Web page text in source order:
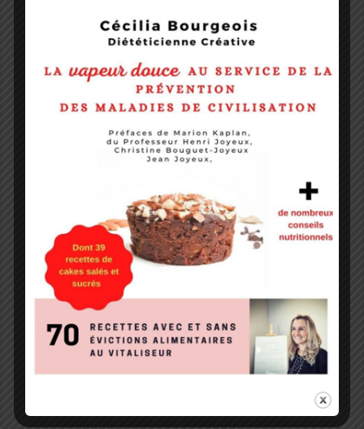
Il faut savoir que les besoins et l’importance de
le développement des masses maigre et grasse, la période
de puberté et bien d’autres facteurs : – la vitamine D qui
jouera un rôle dans la croissance et elle […]
Rubrique fait maison n°1 : Roll-
on appaisant pour maux de tête
30 janvier 2017 Evelyne Zubaroglu
difficulté : Facile coût : – de 10 euros Préparation : 20 min
Conservation : 6 mois minimum Matériel : 1 roll-on de 15 ml
en verre, 1bol, 1 petite cuillère ,un petit entonnoir Ingrédients :
10 ml d’alcool à 90°C , 90 gouttes d’HE de lavande fine, 60
gouttes d’HE de menthe poivrée Recette : 1/Mettez dans
votre bol l’alcool,ajoutez l’une […]